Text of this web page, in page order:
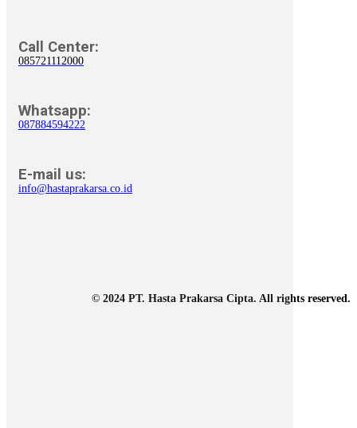
Call Center:
085721112000
Whatsapp:
087884594222
E-mail us:
info@hastaprakarsa.co.id
© 2024 PT. Hasta Prakarsa Cipta. All rights reserved.